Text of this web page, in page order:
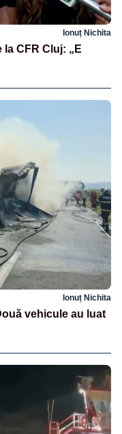
Ionuț Nichita
CFR Cluj: „E
Ionuț Nichita
vehicule au luat